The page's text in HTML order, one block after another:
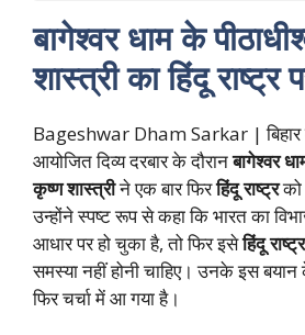
बागेश्वर धाम के
शास्त्री का हिंदू राष्ट्र
Bageshwar Dham Sarkar | बिहार
आयोजित दिव्य दरबार के दौरानबागेश्वर
कृष्ण शास्त्रीने एक बार फिरहिंदू राष्ट्रको
उन्होंने स्पष्ट रूप से कहा कि भारत का
आधार पर हो चुका है, तो फिर इसेहिंदू राष्ट्र
समस्या नहीं होनी चाहिए। उनके इस बयान
फिर चर्चा में आ गया है।